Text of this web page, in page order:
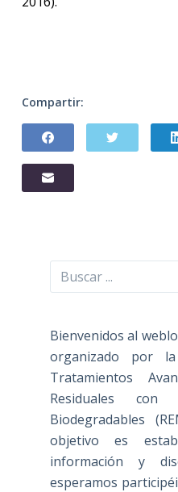
Compartir:
Buscar
Bienvenidos al
organizado por
Tratamientos
Residuales con
Biodegradables
objetivo es
información y
esperamos